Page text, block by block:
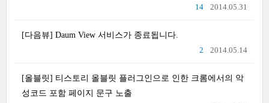
2014.05.31
14
[다음뷰] Daum View 서비스가 종료됩니다.
2014.05.14
2
[올블릿] 티스토리 올블릿 플러그인으로 인한 크롬에서의 악
성코드 포함 페이지 문구 노출